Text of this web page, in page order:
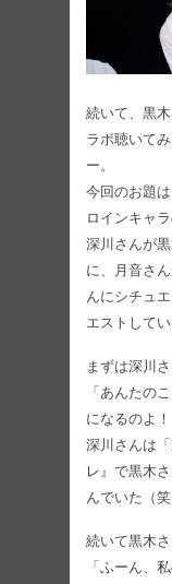
続いて、黒
ラボ聴いて
ー。
今回のお題
ロインキャ
深川さんが
に、月音さ
んにシチュ
エストしてい
まずは深川
「あんたの
になるのよ
深川さんは
レ』で黒木
んでいた（笑
続いて黒木
「ふーん、